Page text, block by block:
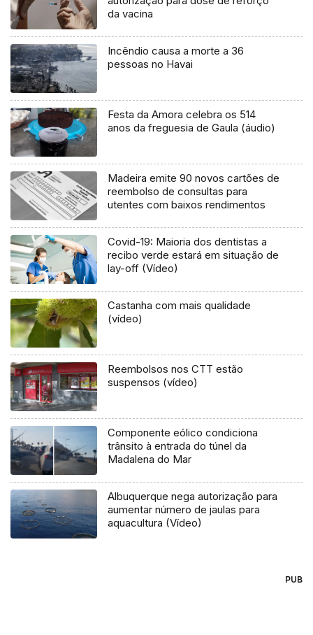
da vacina
Incêndio causa a morte a 36
pessoas no Havai
Festa da Amora celebra os 514
anos da freguesia de Gaula (áudio)
Madeira emite 90 novos cartões de
reembolso de consultas para
utentes com baixos rendimentos
Covid-19: Maioria dos dentistas a
recibo verde estará em situação de
lay-off (Vídeo)
Castanha com mais qualidade
(vídeo)
Reembolsos nos CTT estão
suspensos (vídeo)
Componente eólico condiciona
trânsito à entrada do túnel da
Madalena do Mar
Albuquerque nega autorização para
aumentar número de jaulas para
aquacultura (Vídeo)
PUB